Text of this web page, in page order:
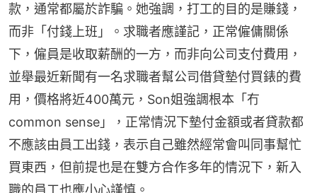
款，通常都屬於詐騙。她強調，打工的目的是賺錢，
而非「付錢上班」。求職者應謹記，正常僱傭關係
下，僱員是收取薪酬的一方，而非向公司支付費用，
並舉最近新聞有一名求職者幫公司借貸墊付買錶的費
用，價格將近400萬元，Son姐強調根本「冇
common sense」，正常情況下墊付金額或者貸款都
不應該由員工出錢，表示自己雖然經常會叫同事幫忙
買東西，但前提也是在雙方合作多年的情況下，新入
職的員工也應小心謹慎。